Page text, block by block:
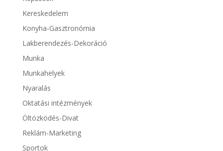
Kereskedelem
Konyha-Gasztronómia
Lakberendezés-Dekoráció
Munka
Munkahelyek
Nyaralás
Oktatási intézmények
Öltözködés-Divat
Reklám-Marketing
Sportok